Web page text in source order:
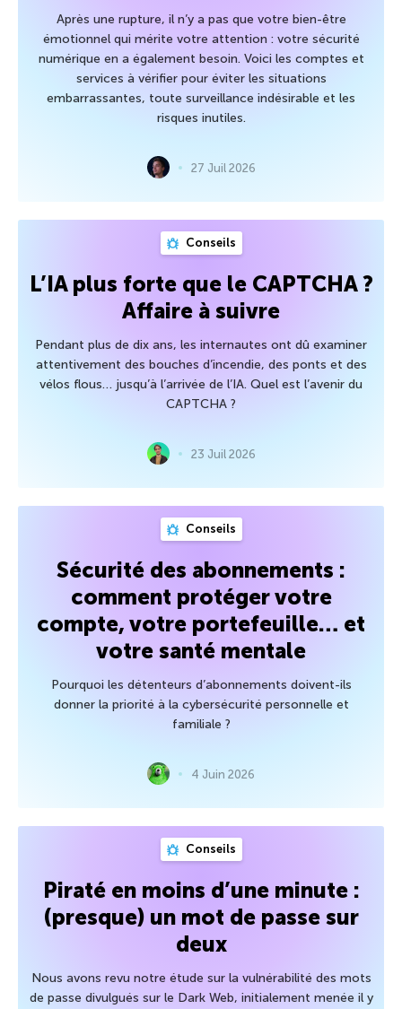
Après une rupture, il n’y a pas que votre bien-être
émotionnel qui mérite votre attention : votre sécurité
numérique en a également besoin. Voici les comptes et
services à vérifier pour éviter les situations
embarrassantes, toute surveillance indésirable et les
risques inutiles.
27 Juil 2026
Conseils
L’IA plus forte que le CAPTCHA ?
Affaire à suivre
Pendant plus de dix ans, les internautes ont dû examiner
attentivement des bouches d’incendie, des ponts et des
vélos flous… jusqu’à l’arrivée de l’IA. Quel est l’avenir du
CAPTCHA ?
23 Juil 2026
Conseils
Sécurité des abonnements :
comment protéger votre
compte, votre portefeuille… et
votre santé mentale
Pourquoi les détenteurs d’abonnements doivent-ils
donner la priorité à la cybersécurité personnelle et
familiale ?
4 Juin 2026
Conseils
Piraté en moins d’une minute :
(presque) un mot de passe sur
deux
Nous avons revu notre étude sur la vulnérabilité des mots
de passe divulgués sur le Dark Web, initialement menée il y